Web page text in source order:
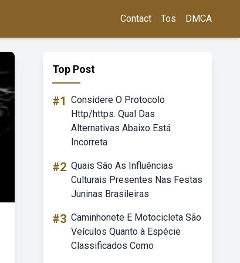
Contact Tos DMCA
Top Post
#1 Considere O Protocolo
Http/https. Qual Das
Alternativas Abaixo Está
Incorreta
#2 Quais São As Influências
Culturais Presentes Nas Festas
Juninas Brasileiras
#3 Caminhonete E Motocicleta São
Veículos Quanto à Espécie
Classificados Como